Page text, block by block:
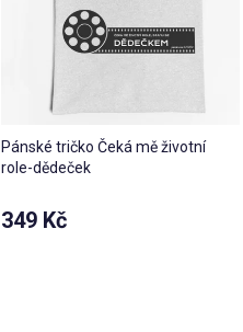
Pánské tričko Čeká mě životní
role-dědeček
349 Kč